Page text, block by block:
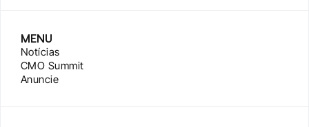
MENU
Notícias
CMO Summit
Anuncie